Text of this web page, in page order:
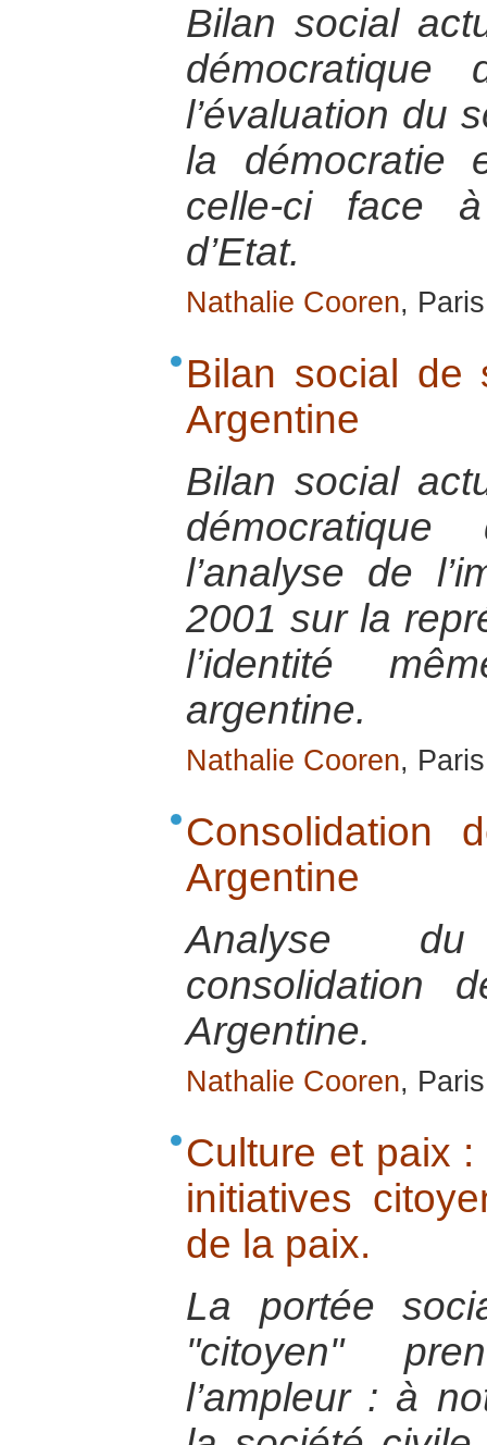
Bilan social
l’évaluation du
la démocratie
celle-ci face
d’Etat.
Nathalie Cooren,
Bilan social de
Argentine
Bilan social
l’analyse de
2001 sur la
l’identité
argentine.
Nathalie Cooren,
Consolidation
Argentine
Analyse
consolidation
Argentine.
Nathalie Cooren,
Culture et paix
initiatives
de la paix.
La portée
"citoyen"
l’ampleur : à